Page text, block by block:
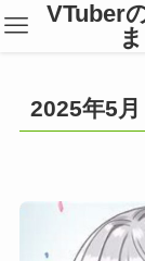
VTuber
2025年5月